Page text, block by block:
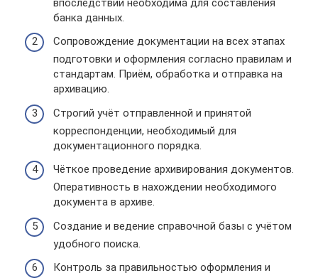
банка данных.
Сопровождение документации на всех этапах
подготовки и оформления согласно правилам и
стандартам. Приём, обработка и отправка на
архивацию.
Строгий учёт отправленной и принятой
корреспонденции, необходимый для
документационного порядка.
Чёткое проведение архивирования документов.
Оперативность в нахождении необходимого
документа в архиве.
Создание и ведение справочной базы с учётом
удобного поиска.
Контроль за правильностью оформления и